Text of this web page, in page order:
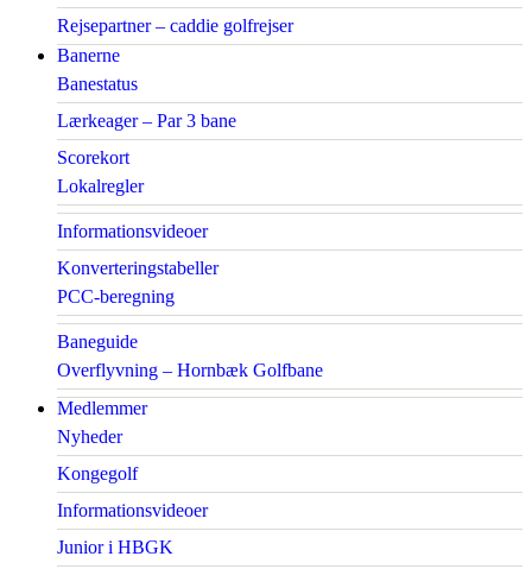
Rejsepartner – caddie golfrejser
Banerne
Banestatus
Lærkeager – Par 3 bane
Scorekort
Lokalregler
Informationsvideoer
Konverteringstabeller
PCC-beregning
Baneguide
Overflyvning – Hornbæk Golfbane
Medlemmer
Nyheder
Kongegolf
Informationsvideoer
Junior i HBGK